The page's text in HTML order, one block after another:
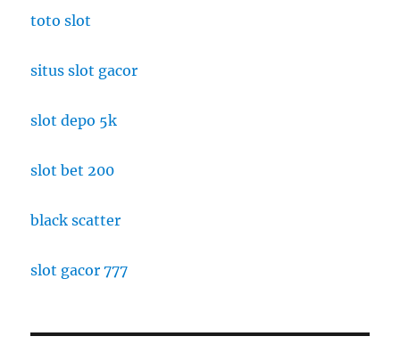
toto slot
situs slot gacor
slot depo 5k
slot bet 200
black scatter
slot gacor 777